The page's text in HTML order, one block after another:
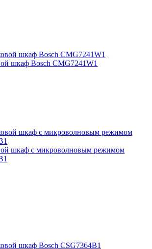
шкаф Bosch CMG7241W1
шкаф с микроволновым режимом